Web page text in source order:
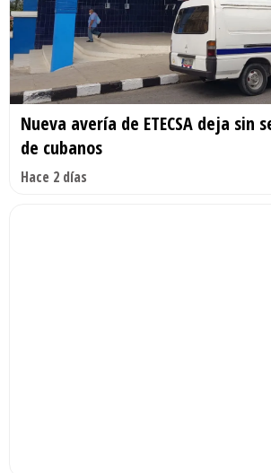
Nueva avería de ETECSA deja sin
de cubanos
Hace 2 días